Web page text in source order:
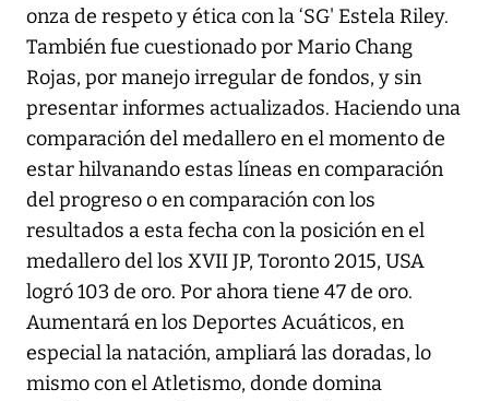
onza de respeto y ética con la ‘SG' Estela Riley.
También fue cuestionado por Mario Chang
Rojas, por manejo irregular de fondos, y sin
presentar informes actualizados. Haciendo una
comparación del medallero en el momento de
estar hilvanando estas líneas en comparación
del progreso o en comparación con los
resultados a esta fecha con la posición en el
medallero del los XVII JP, Toronto 2015, USA
logró 103 de oro. Por ahora tiene 47 de oro.
Aumentará en los Deportes Acuáticos, en
especial la natación, ampliará las doradas, lo
mismo con el Atletismo, donde domina